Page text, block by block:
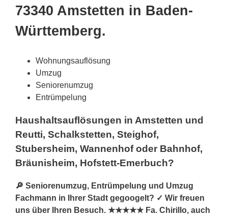
73340 Amstetten in Baden-
Württemberg.
Wohnungsauflösung
Umzug
Seniorenumzug
Entrümpelung
Haushaltsauflösungen in Amstetten und
Reutti, Schalkstetten, Steighof,
Stubersheim, Wannenhof oder Bahnhof,
Bräunisheim, Hofstett-Emerbuch?
🔎 Seniorenumzug, Entrümpelung und Umzug
Fachmann in Ihrer Stadt gegoogelt? ✓ Wir freuen
uns über Ihren Besuch. ★★★★★ Fa. Chirillo, auch